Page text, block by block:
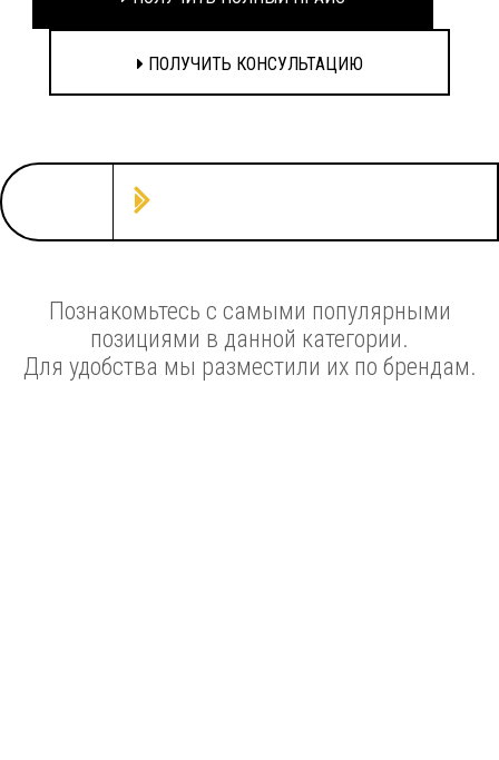
ПОЛУЧИТЬ КОНСУЛЬТАЦИЮ
Познакомьтесь с самыми популярными
позициями в данной категории.
Для удобства мы разместили их по брендам.